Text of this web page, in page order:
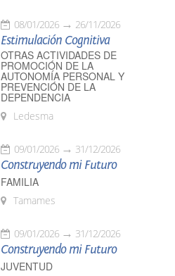
08/01/2026 26/11/2026
Estimulación Cognitiva
OTRAS ACTIVIDADES DE
PROMOCIÓN DE LA
AUTONOMÍA PERSONAL Y
PREVENCIÓN DE LA
DEPENDENCIA
Ledesma
09/01/2026 31/12/2026
Construyendo mi Futuro
FAMILIA
Tamames
09/01/2026 31/12/2026
Construyendo mi Futuro
JUVENTUD